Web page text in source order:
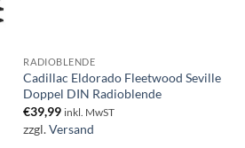
RADIOBLENDE
Cadillac Eldorado Fleetwood Seville
Doppel DIN Radioblende
€39,99 inkl. MwST
zzgl.Versand